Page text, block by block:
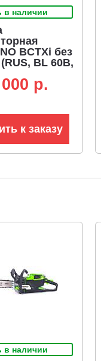
в наличии
BCTXi без
BL 60В,
нож 3T +
6.0 кг.)
p.
к заказу
в наличии